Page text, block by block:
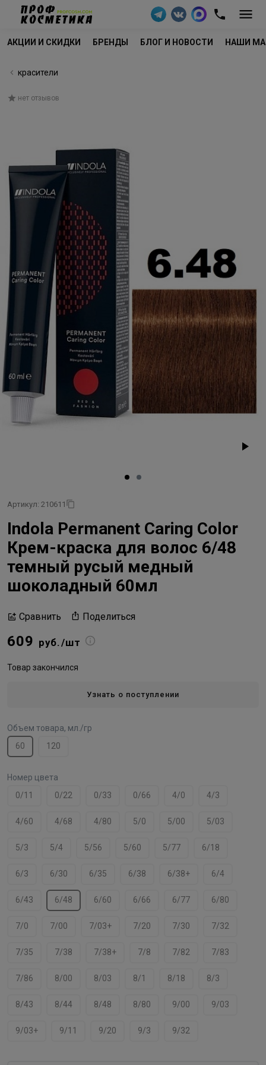
АКЦИИ И СКИДКИ БРЕНДЫ БЛОГ И НОВОСТИ НАШИ
красители
нет отзывов
Артикул: 210611
Indola Permanent Caring Color
Крем-краска для волос 6/48
темный русый медный
шоколадный 60мл
Сравнить Поделиться
609 руб./шт
Товар закончился
Узнать о поступлении
Объем товара, мл./гр
60
120
Номер цвета
0/11
0/22 0/33 0/66 4/0 4/3
4/60 4/68 4/80 5/0 5/00 5/03
5/3 5/4 5/56 5/60 5/77 6/18
6/3 6/30 6/35 6/38 6/38+ 6/4
6/43 6/48 6/60 6/66 6/77 6/80
7/0 7/00 7/03+ 7/20 7/30 7/32
7/35 7/38 7/38+ 7/8 7/82 7/83
7/86 8/00 8/03 8/1 8/18 8/3
8/43 8/44 8/48 8/80 9/00 9/03
9/03+ 9/11 9/20 9/3 9/32